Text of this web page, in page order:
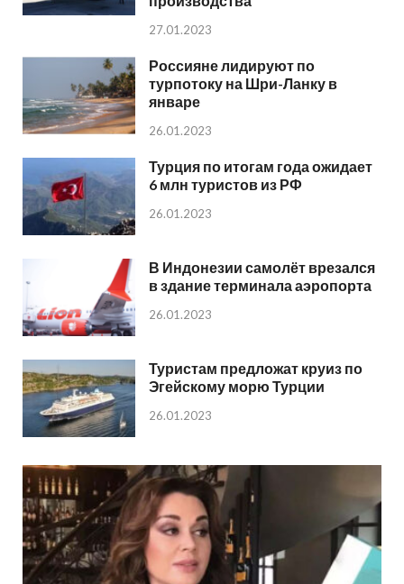
27.01.2023
Россияне лидируют по
турпотоку на Шри-Ланку в
январе
26.01.2023
Турция по итогам года ожидает
6 млн туристов из РФ
26.01.2023
В Индонезии самолёт врезался
в здание терминала аэропорта
26.01.2023
Туристам предложат круиз по
Эгейскому морю Турции
26.01.2023